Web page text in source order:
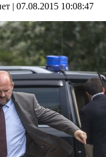
| 07.08.2015 10:08:47